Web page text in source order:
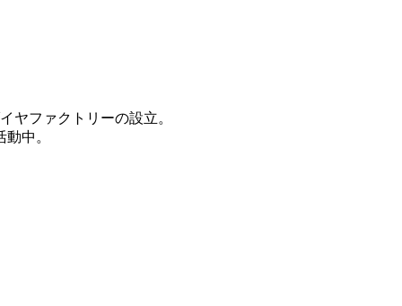
ヤファクトリーの設立。
中。